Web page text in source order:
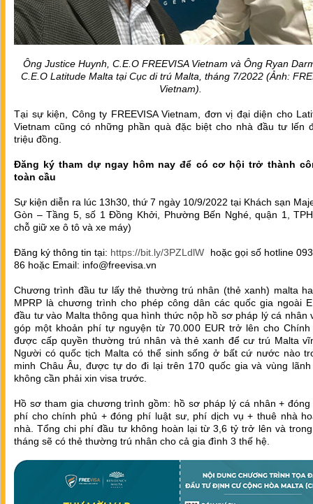
Ông Justice Huynh, C.E.O FREEVISA Vietnam và Ông Ryan
C.E.O Latitude Malta tại Cục di trú Malta, tháng 7/2022 (Ảnh:
Vietnam).
Tại sự kiện, Công ty FREEVISA Vietnam, đơn vị đại diện cho
Vietnam cũng có những phần quà đặc biệt cho nhà đầu tư lến
triệu đồng.
Đăng ký tham dự ngay hôm nay để có cơ hội trở thành
toàn cầu
Sự kiện diễn ra lúc 13h30, thứ 7 ngày 10/9/2022 tại Khách sạn
Gòn – Tầng 5, số 1 Đồng Khởi, Phường Bến Nghé, quận 1,
chỗ giữ xe ô tô và xe máy)
Đăng ký thông tin tại: https://bit.ly/3PZLdlW hoặc gọi số hotline
86 hoặc Email: info@freevisa.vn
Chương trình đầu tư lấy thẻ thường trú nhân (thẻ xanh) malta
MPRP là chương trình cho phép công dân các quốc gia ngoài
đầu tư vào Malta thông qua hình thức nộp hồ sơ pháp lý cá nhân
góp một khoản phí tự nguyện từ 70.000 EUR trở lên cho
được cấp quyền thường trú nhân và thẻ xanh để cư trú Malta
Người có quốc tịch Malta có thể sinh sống ở bất cứ nước nào
minh Châu Âu, được tự do đi lại trên 170 quốc gia và vùng
không cần phải xin visa trước.
Hồ sơ tham gia chương trình gồm: hồ sơ pháp lý cá nhân + đóng
phí cho chính phủ + đóng phí luật sư, phí dịch vụ + thuê nhà
nhà. Tổng chi phí đầu tư không hoàn lại từ 3,6 tỷ trở lên và
tháng sẽ có thẻ thường trú nhân cho cả gia đình 3 thế hệ.